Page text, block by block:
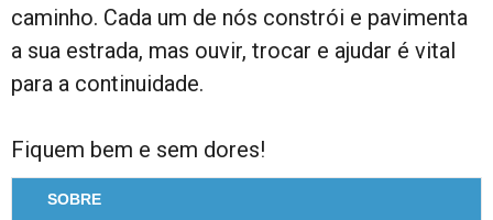
caminho. Cada um de nós constrói e pavimenta
a sua estrada, mas ouvir, trocar e ajudar é vital
para a continuidade.
Fiquem bem e sem dores!
SOBRE